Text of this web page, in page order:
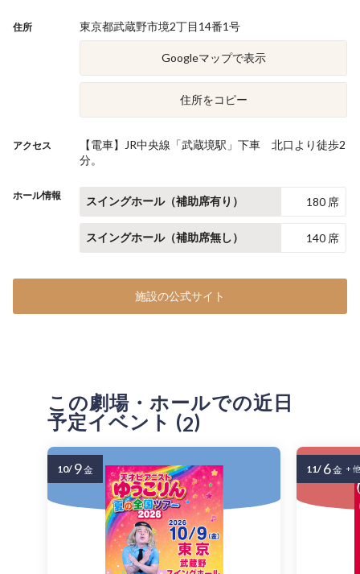
住所 東京都武蔵野市境2丁目14番1号
Googleマップで表示
住所をコピー
アクセス
【電車】JR中央線「武蔵境駅」下車 北口より徒歩2
分。
ホール情報 スイングホール（補助席有り） 180 席
スイングホール（補助席無し） 140 席
施設の公式サイト
この劇場・ホールでの近日
予定イベント (2)
10/ 9金 11/ 6金 +